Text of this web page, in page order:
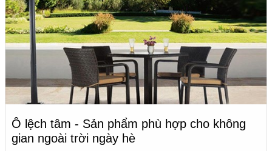
Ô lệch tâm - Sản phẩm phù hợp cho không
gian ngoài trời ngày hè